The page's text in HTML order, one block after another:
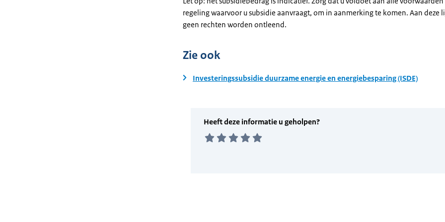
regeling waarvoor u subsidie aanvraagt, om in aanmerking te komen. Aan deze
geen rechten worden ontleend.
Zie ook
Investeringssubsidie duurzame energie en energiebesparing (ISDE)